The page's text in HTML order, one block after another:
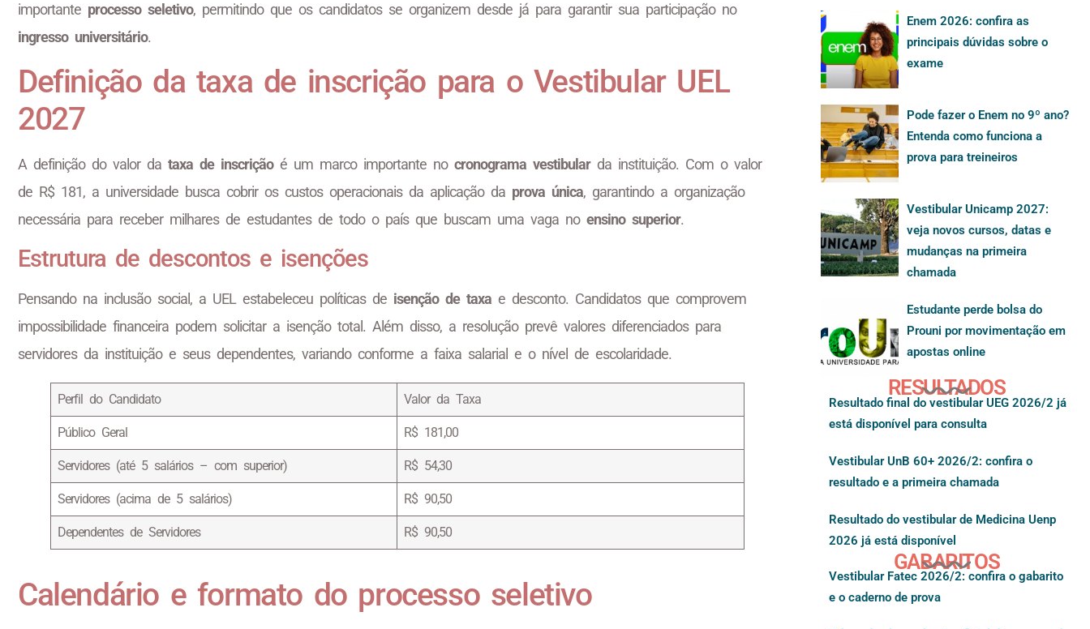
importante processo seletivo, permitindo que os candidatos se organizem desde já para garantir sua participação no
ingresso universitário.
Definição da taxa de inscrição para o Vestibular UEL
2027
A definição do valor da taxa de inscriçãoé um marco importante no cronograma vestibularda instituição. Com o valor
de R$ 181, a universidade busca cobrir os custos operacionais da aplicação da prova única, garantindo a organização
necessária para receber milhares de estudantes de todo o país que buscam uma vaga no ensino superior.
Estrutura de descontos e isenções
Pensando na inclusão social, a UEL estabeleceu políticas de isenção de taxa e desconto. Candidatos que comprovem
impossibilidade financeira podem solicitar a isenção total. Além disso, a resolução prevê valores diferenciados para
servidores da instituição e seus dependentes, variando conforme a faixa salarial e o nível de escolaridade.
Perfil do Candidato Valor da Taxa
Público Geral R$ 181,00
Servidores (até 5 salários – com superior) R$ 54,30
Servidores (acima de 5 salários) R$ 90,50
Dependentes de Servidores R$ 90,50
Calendário e formato do processo seletivo
Enem 2026: confira as
principais dúvidas sobre o
exame
Pode fazer o Enem no 9º ano?
Entenda como funciona a
prova para treineiros
Vestibular Unicamp 2027:
veja novos cursos, datas e
mudanças na primeira
chamada
Estudante perde bolsa do
Prouni por movimentação em
apostas online
RESULTADOS
Resultado final do vestibular UEG 2026/2 já
está disponível para consulta
Vestibular UnB 60+ 2026/2: confira o
resultado e a primeira chamada
Resultado do vestibular de Medicina Uenp
2026 já está disponível
GABARITOS
Vestibular Fatec 2026/2: confira o gabarito
e o caderno de prova